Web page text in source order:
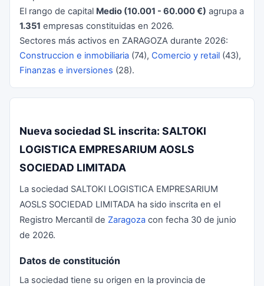
El rango de capital Medio (10.001 - 60.000 €) agrupa a
1.351 empresas constituidas en 2026.
Sectores más activos en ZARAGOZA durante 2026:
Construccion e inmobiliaria (74), Comercio y retail (43),
Finanzas e inversiones (28).
Nueva sociedad SL inscrita: SALTOKI
LOGISTICA EMPRESARIUM AOSLS
SOCIEDAD LIMITADA
La sociedad SALTOKI LOGISTICA EMPRESARIUM
AOSLS SOCIEDAD LIMITADA ha sido inscrita en el
Registro Mercantil de Zaragoza con fecha 30 de junio
de 2026.
Datos de constitución
La sociedad tiene su origen en la provincia de